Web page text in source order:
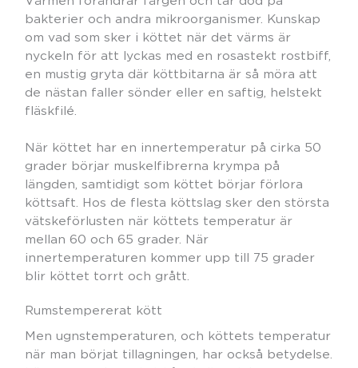
bakterier och andra mikroorganismer. Kunskap
om vad som sker i köttet när det värms är
nyckeln för att lyckas med en rosastekt rostbiff,
en mustig gryta där köttbitarna är så möra att
de nästan faller sönder eller en saftig, helstekt
fläskfilé.
När köttet har en innertemperatur på cirka 50
grader börjar muskelfibrerna krympa på
längden, samtidigt som köttet börjar förlora
köttsaft. Hos de flesta köttslag sker den största
vätskeförlusten när köttets temperatur är
mellan 60 och 65 grader. När
innertemperaturen kommer upp till 75 grader
blir köttet torrt och grått.
Rumstempererat kött
Men ugnstemperaturen, och köttets temperatur
när man börjat tillagningen, har också betydelse.